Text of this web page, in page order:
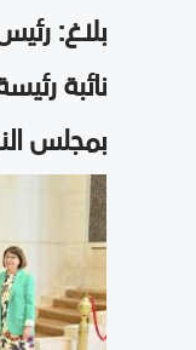
بلاغ:
نائبة
بمجلس